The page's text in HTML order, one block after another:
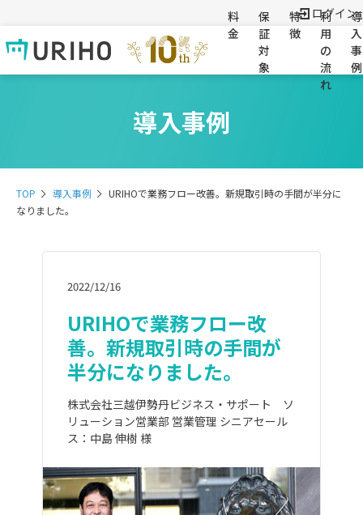
ログイン
料
金
保
証
対
象
特
徴
利
用
の
流
れ
導
入
事
例
導入事例
TOP 導入事例
URIHOで業務フロー改善。新規取引時の手間が半分に
なりました。
2022/12/16
URIHOで業務フロー改
善。新規取引時の手間が
半分になりました。
株式会社三越伊勢丹ビジネス・サポート ソ
リューション営業部 営業管理 シニアセール
ス：中島 伸樹 様